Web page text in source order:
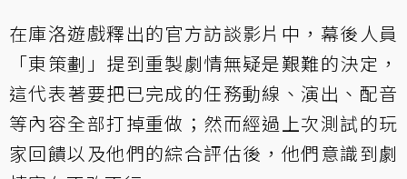
在庫洛遊戲釋出的官方訪談影片中，幕後人員
「東策劃」提到重製劇情無疑是艱難的決定，
這代表著要把已完成的任務動線、演出、配音
等內容全部打掉重做；然而經過上次測試的玩
家回饋以及他們的綜合評估後，他們意識到劇